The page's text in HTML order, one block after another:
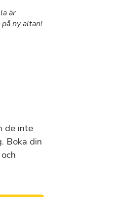
är
ny altan!
de inte
Boka din